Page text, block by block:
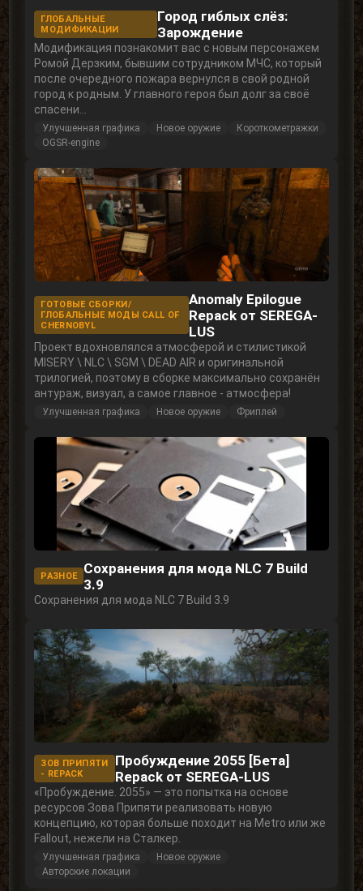
ГЛОБАЛЬНЫЕ
МОДИФИКАЦИИ
Город гиблых слёз:
Зарождение
Модификация познакомит вас с новым персонажем
Ромой Дерзким, бывшим сотрудником МЧС, который
после очередного пожара вернулся в свой родной
город к родным. У главного героя был долг за своё
спасени...
Улучшенная графика Новое оружие
Короткометражки
OGSR-engine
ГОТОВЫЕ СБОРКИ/
ГЛОБАЛЬНЫЕ МОДЫ СALL OF
СHERNOBYL
Anomaly Epilogue
Repack от SEREGA-
LUS
Проект вдохновлялся атмосферой и стилистикой
MISERY \ NLC \ SGM \ DEAD AIR и оригинальной
трилогией, поэтому в сборке максимально сохранён
антураж, визуал, а самое главное - атмосфера!
Улучшенная графика Новое оружие Фриплей
РАЗНОЕ
Сохранения для мода NLC 7 Build
3.9
Сохранения для мода NLC 7 Build 3.9
ЗОВ ПРИПЯТИ
- REPACK
Пробуждение 2055 [Бета]
Repack от SEREGA-LUS
«Пробуждение. 2055» — это попытка на основе
ресурсов Зова Припяти реализовать новую
концепцию, которая больше походит на Metro или же
Fallout, нежели на Сталкер.
Улучшенная графика
Новое оружие
Авторские локации